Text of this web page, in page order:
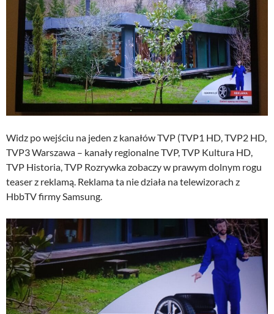
Widz po wejściu na jeden z kanałów TVP (TVP1 HD, TVP2 HD,
TVP3 Warszawa – kanały regionalne TVP, TVP Kultura HD,
TVP Historia, TVP Rozrywka zobaczy w prawym dolnym rogu
teaser z reklamą. Reklama ta nie działa na telewizorach z
HbbTV firmy Samsung.